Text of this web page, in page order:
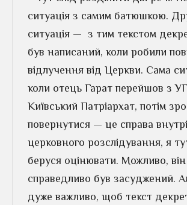
ситуація з самим батюшкою.
ситуація — з тим текстом
був написаний, коли робили
відлучення від Церкви. Сама
коли отець Гарат перейшов з
Київський Патріархат, потім
повернутися — це справа
церковного розслідування, я
беруся оцінювати. Можливо, він
справедливо був засуджений.
дуже важливо, щоб текст